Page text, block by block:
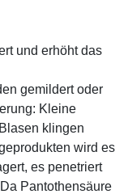
und erhöht das
gemildert oder
Kleine
klingen
wird es
es penetriert
Pantothensäure